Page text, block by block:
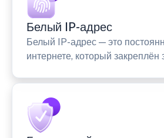
Белый IP-адрес
Белый IP-адрес — это
интернете, который закреплён